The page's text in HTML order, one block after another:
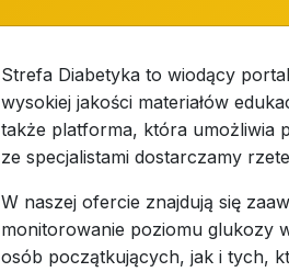
Strefa Diabetyka to wiodący
wysokiej jakości materiałów
także platforma, która umożliwia
ze specjalistami dostarczamy
W naszej ofercie znajdują się
monitorowanie poziomu glukozy
osób początkujących, jak i tych,